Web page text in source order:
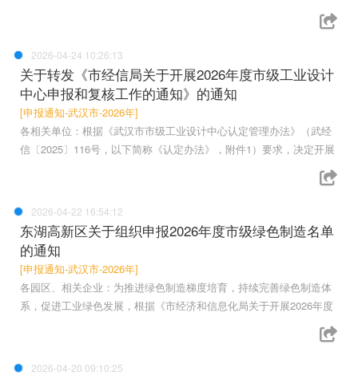
2026-04-24 10:26:13
关于转发《市经信局关于开展2026年度市级工业设计
中心申报和复核工作的通知》的通知
[申报通知-武汉市-2026年]
各相关单位：根据《武汉市市级工业设计中心认定管理办法》（武经
信〔2025〕116号，以下简称《认定办法》，附件1）要求，决定开展
2026-04-22 16:54:12
东湖高新区关于组织申报2026年度市级绿色制造名单
的通知
[申报通知-武汉市-2026年]
各园区、相关企业：为推进绿色制造梯度培育，持续完善绿色制造体
系，促进工业绿色发展，根据《市经济和信息化局关于开展2026年度
2026-04-20 09:10:25